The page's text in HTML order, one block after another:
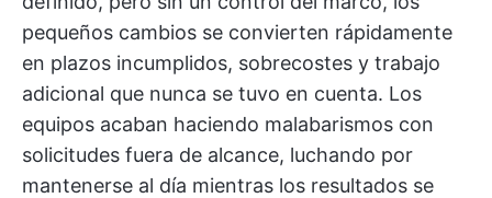
pequeños cambios se convierten rápidamente
en plazos incumplidos, sobrecostes y trabajo
adicional que nunca se tuvo en cuenta. Los
equipos acaban haciendo malabarismos con
solicitudes fuera de alcance, luchando por
mantenerse al día mientras los resultados se